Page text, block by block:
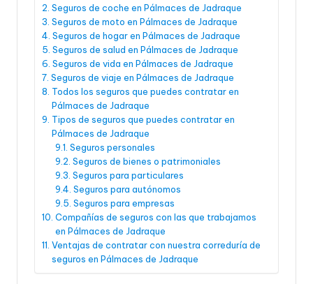
Seguros de coche en Pálmaces de Jadraque
Seguros de moto en Pálmaces de Jadraque
Seguros de hogar en Pálmaces de Jadraque
Seguros de salud en Pálmaces de Jadraque
Seguros de vida en Pálmaces de Jadraque
Seguros de viaje en Pálmaces de Jadraque
Todos los seguros que puedes contratar en
Pálmaces de Jadraque
Tipos de seguros que puedes contratar en
Pálmaces de Jadraque
Seguros personales
Seguros de bienes o patrimoniales
Seguros para particulares
Seguros para autónomos
Seguros para empresas
Compañías de seguros con las que trabajamos
en Pálmaces de Jadraque
Ventajas de contratar con nuestra correduría de
seguros en Pálmaces de Jadraque